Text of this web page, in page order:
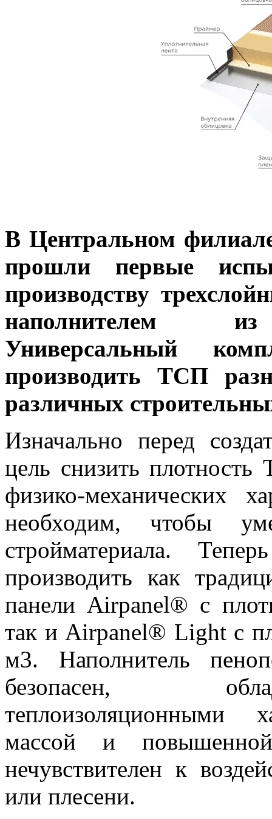
В Центральном
прошли первые
производству
наполнителем из
Универсальный
производить ТСП
различных
Изначально перед
цель снизить
физико-механических
необходим, чтобы
стройматериала.
производить как
панели Airpanel® с
так и Airpanel® Light с
м3. Наполнитель
безопасен,
теплоизоляционными
массой и
нечувствителен к
или плесени.